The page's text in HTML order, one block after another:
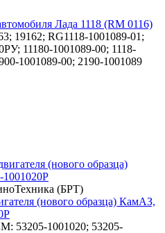
Лада 1118 (RM 0116)
19162; RG1118-1001089-01;
11180-1001089-00; 1118-
1001089-00; 2190-1001089
(БРТ)
(нового образца) КамАЗ,
53205-1001020; 53205-